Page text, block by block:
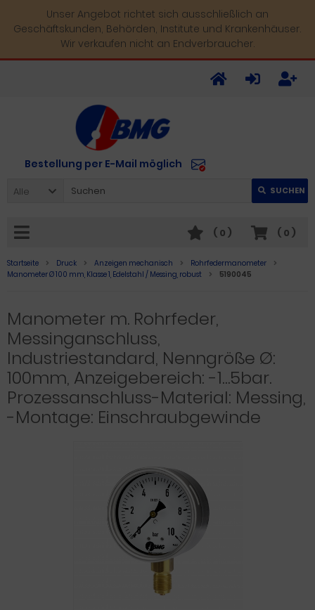
Unser Angebot richtet sich ausschließlich an
Geschäftskunden, Behörden, Institute und Krankenhäuser.
Wir verkaufen nicht an Endverbraucher.
Bestellung per E-Mail möglich
Alle SUCHEN
( 0 )
( 0 )
Startseite Druck Anzeigen mechanisch
Rohrfedermanometer
Manometer Ø 100 mm, Klasse 1, Edelstahl / Messing, robust
5190045
Manometer m. Rohrfeder,
Messinganschluss,
Industriestandard, Nenngröße Ø:
100mm, Anzeigebereich: -1…5bar.
Prozessanschluss-Material: Messing,
-Montage: Einschraubgewinde